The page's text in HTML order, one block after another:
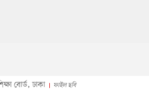
বোর্ড, ঢাকা ফাইল ছবি